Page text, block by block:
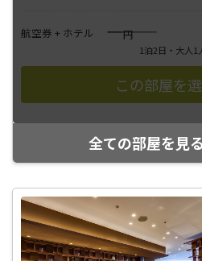
航空券 + ホテル ――――円
1泊2日・大人1
全ての部屋を見